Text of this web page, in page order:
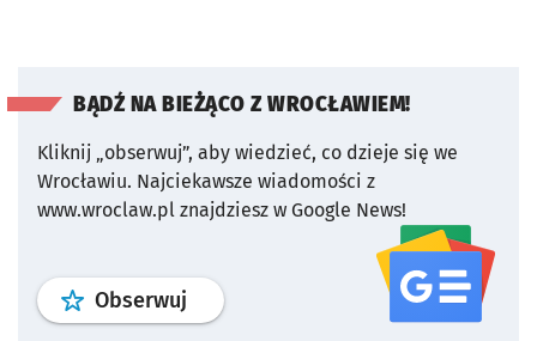
BĄDŹ NA BIEŻĄCO Z WROCŁAWIEM!
Kliknij „obserwuj”, aby wiedzieć, co dzieje się we
Wrocławiu. Najciekawsze wiadomości z
www.wroclaw.pl znajdziesz w Google News!
Obserwuj profil serwisu